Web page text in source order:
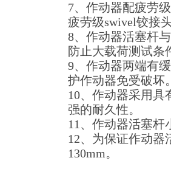
7、作动器配疲劳
疲劳级swivel铰接
8、作动器活塞杆
防止大载荷测试条
9、作动器两端有
护作动器免受破坏
10、作动器采用
强的耐久性。
11、作动器活塞杆
12、为保证作动器
130mm。